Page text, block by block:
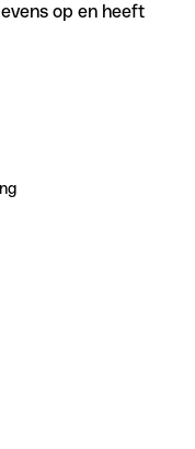
op en heeft